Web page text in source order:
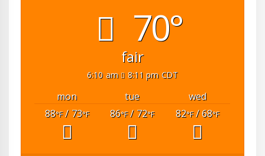
70°
fair
6:10 am 8:11 pm CDT
mon tue
wed
88°F/ 73°F 86°F/ 72°F 82°F/ 68°F